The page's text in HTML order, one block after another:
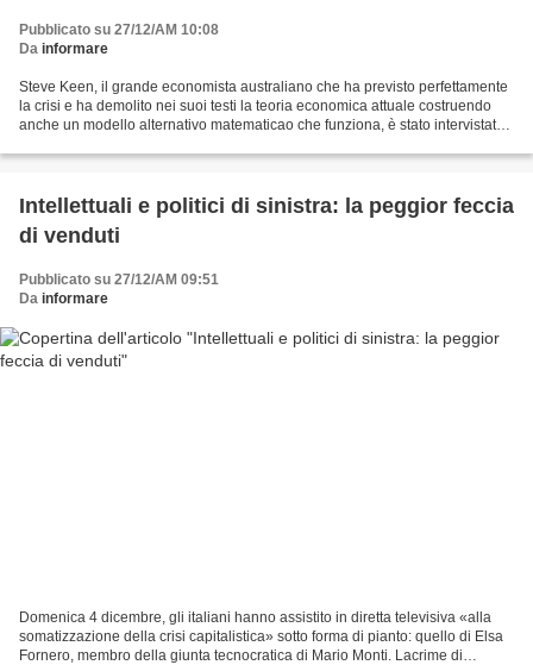
Pubblicato su 27/12/AM 10:08
Da informare
Steve Keen, il grande economista australiano che ha previsto perfettamente
la crisi e ha demolito nei suoi testi la teoria economica attuale costruendo
anche un modello alternativo matematicao che funziona, è stato intervistato
Intellettuali e politici di sinistra: la peggior feccia
di venduti
Pubblicato su 27/12/AM 09:51
Da informare
Domenica 4 dicembre, gli italiani hanno assistito in diretta televisiva «alla
somatizzazione della crisi capitalistica» sotto forma di pianto: quello di Elsa
Fornero, membro della giunta tecnocratica di Mario Monti. Lacrime di